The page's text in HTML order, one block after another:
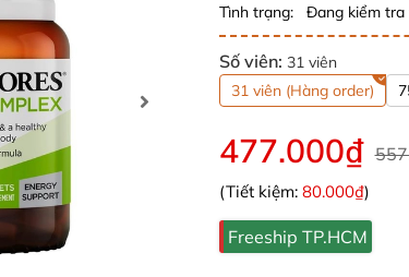
Tình trạng:
Đang kiểm tra
Số viên: 31 viên
31 viên (Hàng order)
477.000₫
(Tiết kiệm: 80.000₫)
Freeship TP.HCM